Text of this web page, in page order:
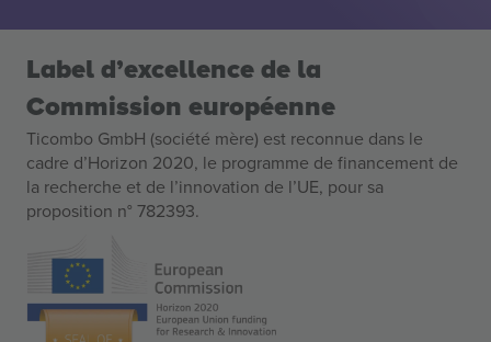
Label d’excellence de la
Commission européenne
Ticombo GmbH (société mère) est reconnue dans le
cadre d’Horizon 2020, le programme de financement de
la recherche et de l’innovation de l’UE, pour sa
proposition n° 782393.